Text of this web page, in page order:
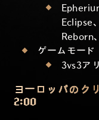
Eclipse
Reborn
ゲームモード
3vs3ア
ヨーロッパのク
2:00